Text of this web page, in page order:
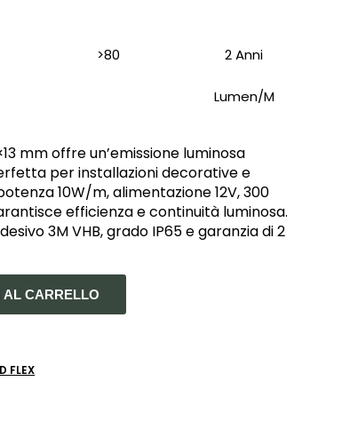
>80 2 Anni
Lumen/M
mm offre un’emissione luminosa
per installazioni decorative e
10W/m, alimentazione 12V, 300
efficienza e continuità luminosa.
3M VHB, grado IP65 e garanzia di 2
AL CARRELLO
FLEX